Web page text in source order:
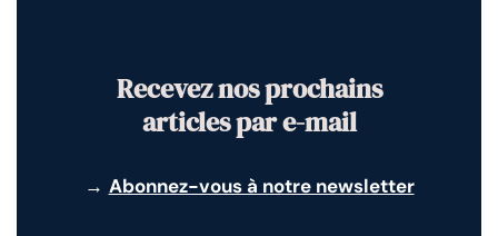
Recevez nos prochains
articles par e-mail
→ Abonnez-vous à notre newsletter